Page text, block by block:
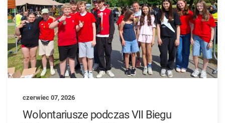
czerwiec 07, 2026
Wolontariusze podczas VII Biegu